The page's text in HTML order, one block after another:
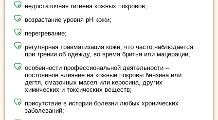
недостаточная гигиена кожных покровов;
возрастание уровня рН кожи;
перегревание;
регулярная травматизация кожи, что часто наблюдается
при трении об одежду, во время бритья или мацерации;
особенности профессиональной деятельности –
постоянное влияние на кожные покровы бензина или
дегтя, смазочных масел или керосина, других
химических и токсических веществ;
присутствие в истории болезни любых хронических
заболеваний;